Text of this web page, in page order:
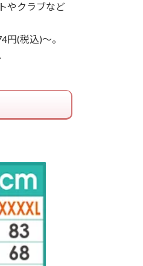
やクラブなど
(税込)～。